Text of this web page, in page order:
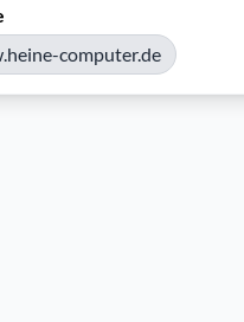
computer.de